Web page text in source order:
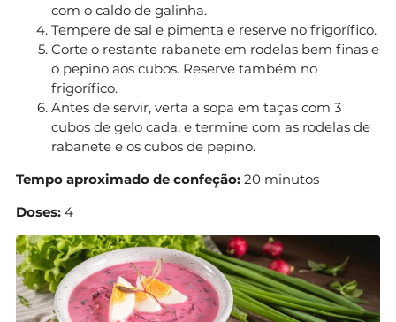
com o caldo de galinha.
Tempere de sal e pimenta e reserve no frigorífico.
Corte o restante rabanete em rodelas bem finas e
o pepino aos cubos. Reserve também no
frigorífico.
Antes de servir, verta a sopa em taças com 3
cubos de gelo cada, e termine com as rodelas de
rabanete e os cubos de pepino.
Tempo aproximado de confeção: 20 minutos
Doses: 4